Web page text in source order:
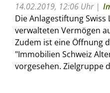
14.02.2019, 12:06 Uhr
Die Anlagestiftung Swiss
verwalteten Vermögen
Zudem ist eine Öffnung
"Immobilien Schweiz
vorgesehen. Zielgruppe